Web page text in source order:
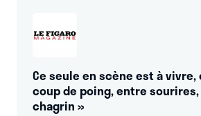
Ce seule en scène est à vivre,
coup de poing, entre
chagrin »